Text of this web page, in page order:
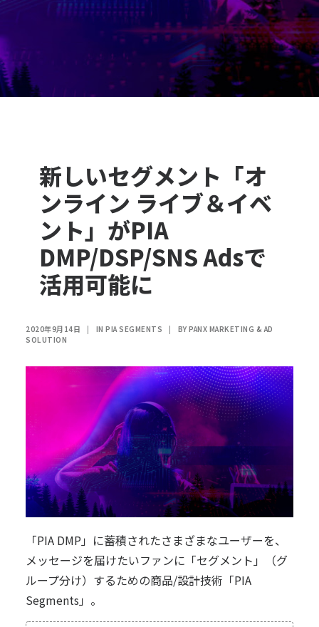
新しいセグメント「オ
ンライン ライブ＆イベ
ント」がPIA
DMP/DSP/SNS Adsで
活用可能に
2020年9月14日 | IN PIA SEGMENTS | BY PANX MARKETING & AD
SOLUTION
「PIA DMP」 に蓄積されたさまざまなユーザーを、
メッセージを届けたいファンに「セグメント」（グ
ループ分け）するための商品/設計技術 「PIA
Segments」 。